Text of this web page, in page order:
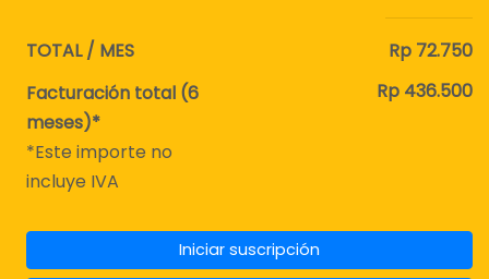
TOTAL / MES Rp 72.750
Facturación total (6
meses)*
*Este importe no
incluye IVA
Rp 436.500
Iniciar suscripción